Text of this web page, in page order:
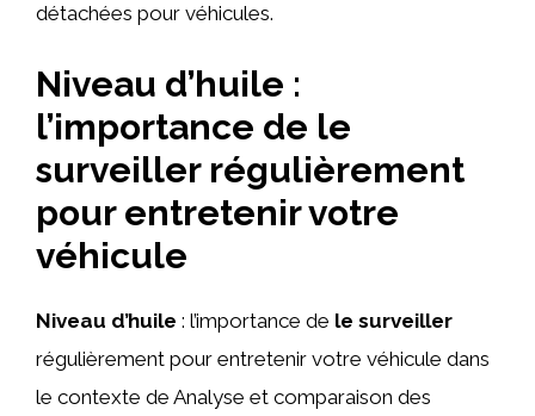
détachées pour véhicules.
Niveau d’huile :
l’importance de le
surveiller régulièrement
pour entretenir votre
véhicule
Niveau d’huile : l’importance de le surveiller
régulièrement pour entretenir votre véhicule dans
le contexte de Analyse et comparaison des